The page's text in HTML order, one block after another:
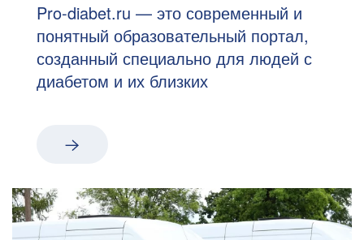
Pro-diabet.ru — это современный и
понятный образовательный портал,
созданный специально для людей с
диабетом и их близких